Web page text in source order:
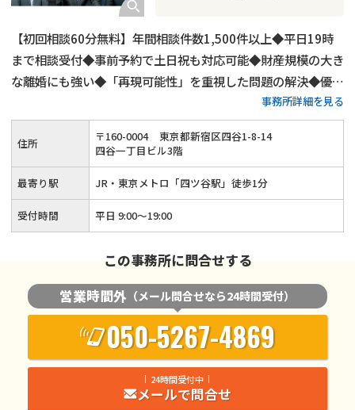
【初回相談60分無料】年間相談件数1,500件以上◆平日19時
まで相談受付◆事前予約で土日祝も対応可能◆財産規模の大き
な離婚にも強い◆「再現可能性」を重視した問題の解決◆優し
事務所詳細を見る
住所 〒160-0004
東京都新宿区四谷1-8-14
四谷一丁目ビル3階
最寄り駅 JR・東京メトロ「四ツ谷駅」徒歩1分
受付時間 平日 9:00～19:00
この事務所に問合せする
営業時間外 （メール問合せなら24時間受付）
050-5267-4869
24時間受付中
メールで問合せ